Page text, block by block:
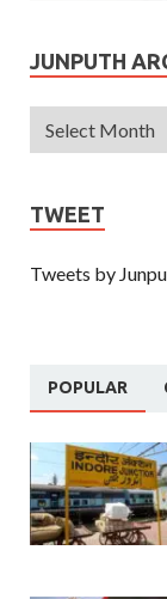
JUNPUTH
TWEET
Tweets by
POPULAR